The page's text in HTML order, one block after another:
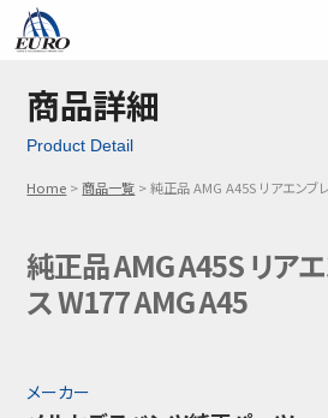
ご利用方法
メール問い合わせ
商品詳細
Product Detail
Home 商品一覧 純正品 AMG A45S リアエンブ
純正品 AMG A45S リア
ス W177 AMG A45
メーカー